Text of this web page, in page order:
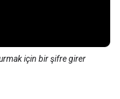
için bir şifre girer